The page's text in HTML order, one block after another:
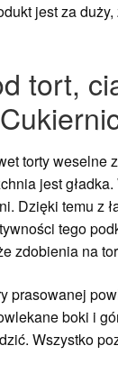
jest za
tort,
torty
jest
Dzięki temu
tego
zdobienia na
prasowanej
boki i
Wszystko